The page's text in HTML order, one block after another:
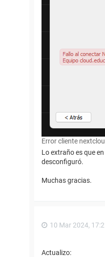
Error cliente
Lo extraño es que
desconfiguró.
Muchas gracias.
10 Mar 2024,
Actualizo: